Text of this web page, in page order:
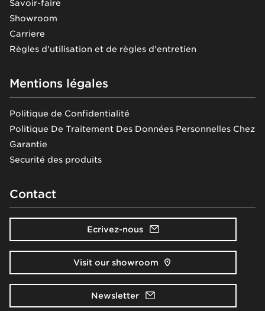
Savoir-faire
Showroom
Carriere
Règles d'utilisation et de règles d'entretien
Mentions légales
Politique de Confidentialité
Politique De Traitement Des Données Personnelles Chez
Garantie
Securité des produits
Contact
Ecrivez-nous
Visit our showroom
Newsletter